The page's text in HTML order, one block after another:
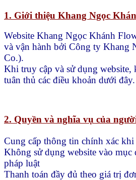
1. Giới thiệu Khang Ngọc
Website Khang Ngọc Khánh
và vận hành bởi Công ty Khang
Co.).
Khi truy cập và sử dụng website,
tuân thủ các điều khoản dưới đây.
2. Quyền và nghĩa vụ của
Cung cấp thông tin chính xác khi
Không sử dụng website vào
pháp luật
Thanh toán đầy đủ theo giá trị